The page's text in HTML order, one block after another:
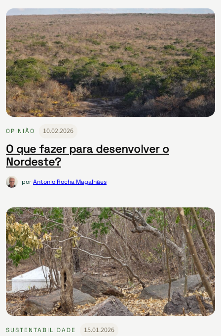
OPINIÃO 10.02.2026
O que fazer para desenvolver o
Nordeste?
porAntonio Rocha Magalhães
SUSTENTABILIDADE 15.01.2026